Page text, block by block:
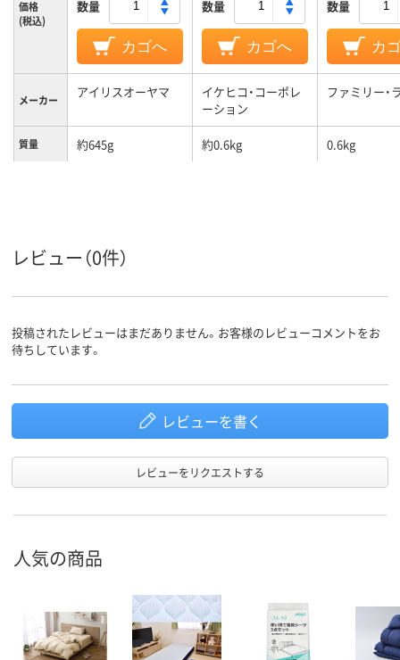
価格
(税込)
数量
カゴへ
数量
カゴへ
数量
カ
メーカー アイリスオーヤマ
イケヒコ・コーポレ
ーション
ファミリー・
質量 約645g 約0.6kg 0.6kg
レビュー（0件）
投稿されたレビューはまだありません。お客様のレビューコメントをお
待ちしています。
レビューを書く
レビューをリクエストする
人気の商品